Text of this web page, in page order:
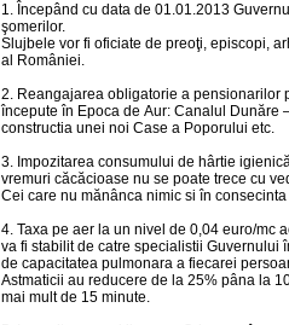
1. Începând cu data de 01.01.2013
şomerilor.
Slujbele vor fi oficiate de preoţi, episcopi,
al României.
2. Reangajarea obligatorie a pensionarilor
începute în Epoca de Aur: Canalul Dunăre
constructia unei noi Case a Poporului etc.
3. Impozitarea consumului de hârtie
vremuri căcăcioase nu se poate trece cu
Cei care nu mănânca nimic si în
4. Taxa pe aer la un nivel de 0,04 euro/mc
va fi stabilit de catre specialistii Guvernului
de capacitatea pulmonara a fiecarei
Astmaticii au reducere de la 25% pâna la
mai mult de 15 minute.